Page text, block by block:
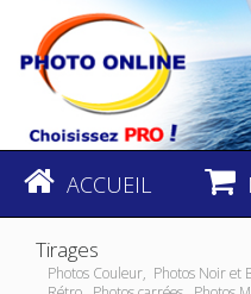
ACCUEIL
Tirages
Photos Couleur, Photos Noir et